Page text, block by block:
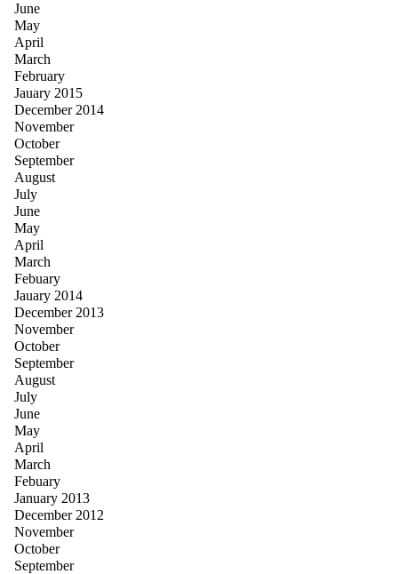
June
May
April
March
February
Jauary 2015
December 2014
November
October
September
August
July
June
May
April
March
Febuary
Jauary 2014
December 2013
November
October
September
August
July
June
May
April
March
Febuary
January 2013
December 2012
November
October
September